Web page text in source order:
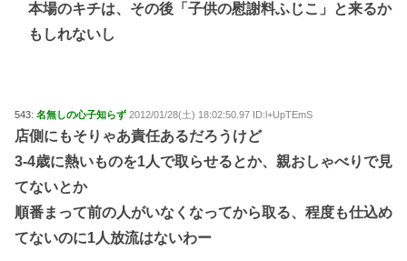
本場のキチは、その後「子供の慰謝料ふじこ」と来るか
もしれないし
543: 名無しの心子知らず 2012/01/28(土) 18:02:50.97 ID:l+UpTEmS
店側にもそりゃあ責任あるだろうけど
3-4歳に熱いものを1人で取らせるとか、親おしゃべりで見
てないとか
順番まって前の人がいなくなってから取る、程度も仕込め
てないのに1人放流はないわー